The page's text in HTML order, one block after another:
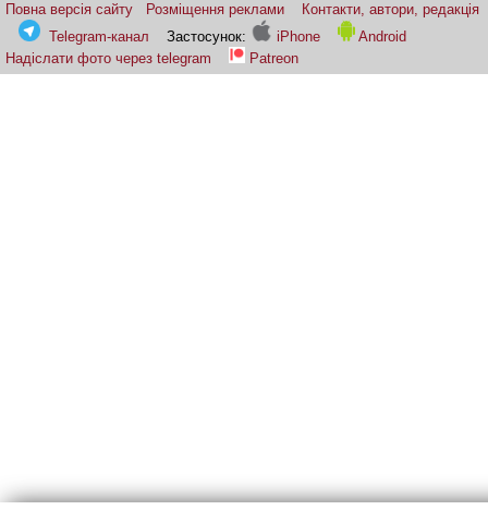
Повна версія сайту Розміщення реклами
Контакти, автори, редакція
Telegram-канал
Застосунок: iPhone
Android
Надіслати фото через telegram
Patreon